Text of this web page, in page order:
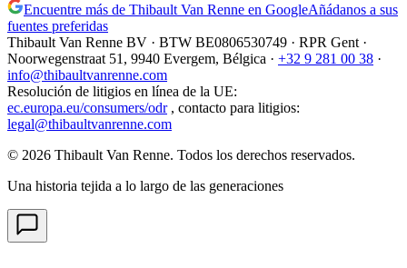
Encuentre más de Thibault Van Renne en GoogleAñádanos a sus
fuentes preferidas
Thibault Van Renne BV · BTW BE0806530749 · RPR Gent ·
Noorwegenstraat 51, 9940 Evergem, Bélgica · +32 9 281 00 38 ·
info@thibaultvanrenne.com
Resolución de litigios en línea de la UE:
ec.europa.eu/consumers/odr , contacto para litigios:
legal@thibaultvanrenne.com
© 2026 Thibault Van Renne. Todos los derechos reservados.
Una historia tejida a lo largo de las generaciones